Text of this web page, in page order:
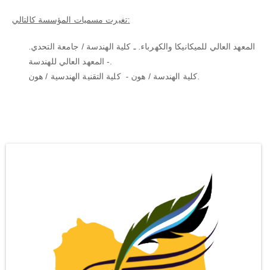
تغيرت مسميات المؤسسة كالتالي:
المعهد العالي للميكانيكا والكهرباء. ـ كلية الهندسة / جامعة التحدي.
كلية الهندسة / هون - كلية التقنية الهندسية / هون.